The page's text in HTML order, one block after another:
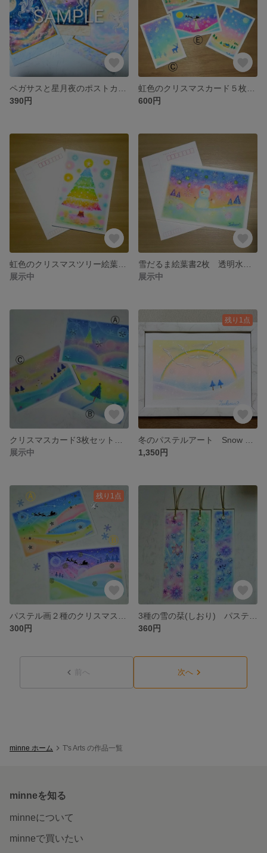
390円
600円
展示中
展示中
展示中
残り1点
1,350円
残り1点
300円
360円
前へ 次へ
minne ホーム T's Arts の作品一覧
minneを知る
minneについて
minneで買いたい